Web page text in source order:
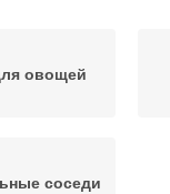
овощей
соседи